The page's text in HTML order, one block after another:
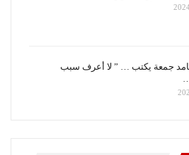
جمعة يكتب … ” لا أعرف سبب